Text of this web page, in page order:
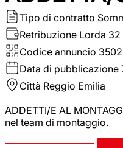
Tipo di contratto
Retribuzione Lorda 32
Codice annuncio
Data di pubblicazione
Città Reggio Emilia
ADDETTI/E AL
nel team di montaggio.